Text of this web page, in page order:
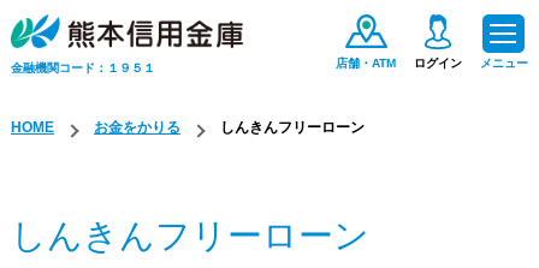
金融機関コード：１９５１ 店舗・ATM ログイン メニュー
お金をかりる
HOME お金をかりる しんきんフリーローン
しんきんフリーローン